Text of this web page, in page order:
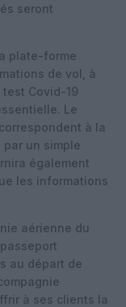
seront
plate-forme
de vol, à
Covid-19
Le
à la
un simple
également
les informations
aérienne du
au départ de
à ses clients la